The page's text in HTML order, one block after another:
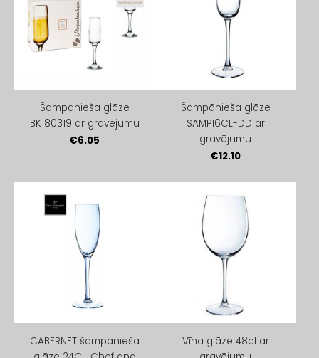
Šampanieša glāze
BK180319 ar gravējumu
€6.05
Šampānieša glāze
SAMP16CL-DD ar
gravējumu
€12.10
CABERNET šampanieša
Vīna glāze 48cl ar